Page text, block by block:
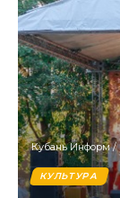
Кубань Информ/
КУЛЬТУРА